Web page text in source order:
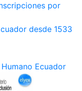
por
desde 1533
Ecuador